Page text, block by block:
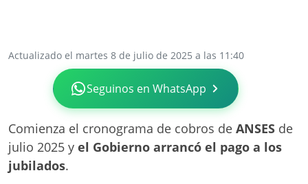
Actualizado el martes 8 de julio de 2025 a las 11:40
Seguinos en WhatsApp
Comienza el cronograma de cobros de ANSES de
julio 2025 y el Gobierno arrancó el pago a los
jubilados.